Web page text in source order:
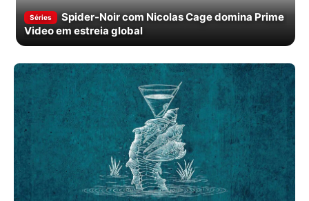
Séries
Spider-Noir com Nicolas Cage domina Prime
Video em estreia global